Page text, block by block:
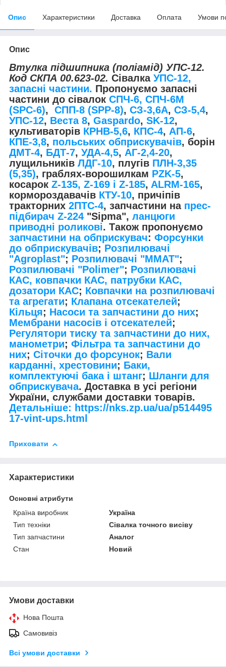
Опис Характеристики Доставка Оплата Умови
Опис
Втулка підшипника (поліамід) УПС-12.
Код СКПА 00.623-02. Сівалка УПС-12,
запасні частини. Пропонуємо запасні
частини до сівалок СПЧ-6, СПЧ-6М
(SPС-6), СПП-8 (SPP-8), СЗ-3,6А, СЗ-5,4,
УПС-12, Веста 8, Gaspardo, SK-12,
культиваторів КРНВ-5,6, КПС-4, АП-6,
КПЕ-3,8, польських обприскувачів, борін
ДМТ-4, БДТ-7, УДА-4,5, АГ-2,4-20,
лущильників ЛДГ-10, плугів ПЛН-3,35
(5,35), граблях-ворошилкам PZK-5,
косарок Z-135, Z-169 і Z-185, ALRM-165,
кормороздавачів КТУ-10, причіпів
тракторних 2ПТС-4, запчастини на прес-
підбирач Z-224 "Sipma", ланцюги
приводні роликові. Також пропонуємо
запчастини на обприскувач: Форсунки
до обприскувачів; Розпилювачі
"Agroplast"; Розпилювачі "MMAT";
Розпилювачі "Polimer"; Розпилювачі
КАС, ковпачки КАС, патрубки КАС,
дозатори КАС; Ковпачки на розпилювачі
та агрегати; Клапана отсекателей;
Кільця; Насоси та запчастини до них;
Мембрани насосів і отсекателей;
Регулятори тиску та запчастини до них,
манометри; Фільтра та запчастини до
них; Сіточки до форсунок; Вали
карданні, хрестовини; Баки,
комплектуючі бака і штанг; Шланги для
обприскувача. Доставка в усі регіони
України, службами доставки товарів.
Детальніше: https://nks.zp.ua/ua/p514495
17-vint-ups.html
Приховати
Характеристики
Основні атрибути
Країна виробник
Україна
Тип техніки
Сівалка точного висіву
Тип запчастини
Аналог
Стан
Новий
Умови доставки
Нова Пошта
Самовивіз
Всі умови доставки